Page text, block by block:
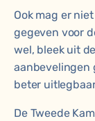
Ook mag er
gegeven voor
wel, bleek uit
aanbevelingen
beter
De Tweede